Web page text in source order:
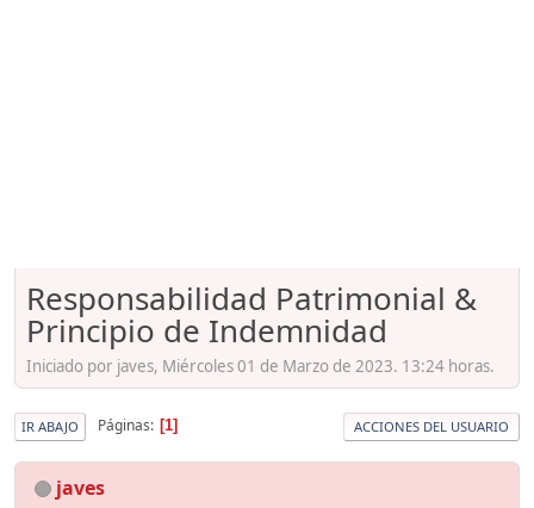
Responsabilidad Patrimonial &
Principio de Indemnidad
Iniciado por javes, Miércoles 01 de Marzo de 2023. 13:24 horas.
IR ABAJO Páginas 1 ACCIONES DEL USUARIO
javes